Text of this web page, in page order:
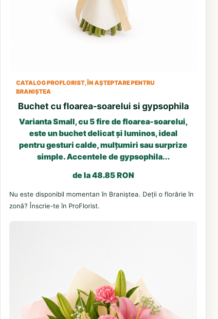
CATALOG PROFLORIST, ÎN AȘTEPTARE PENTRU
BRANIȘTEA
Buchet cu floarea-soarelui si gypsophila
Varianta Small, cu 5 fire de floarea-soarelui,
este un buchet delicat și luminos, ideal
pentru gesturi calde, mulțumiri sau surprize
simple. Accentele de gypsophila...
de la 48.85 RON
Nu este disponibil momentan în Braniștea. Deții o florărie în
zonă? Înscrie-te în ProFlorist.